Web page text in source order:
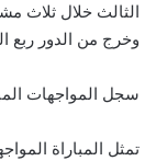
وخرج من الدور ربع
سجل المواجهات
تمثل المباراة